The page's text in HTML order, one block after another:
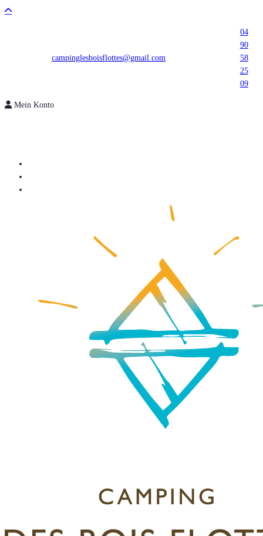
campinglesboisflottes@gmail.com
04
90
58
25
09
Mein Konto